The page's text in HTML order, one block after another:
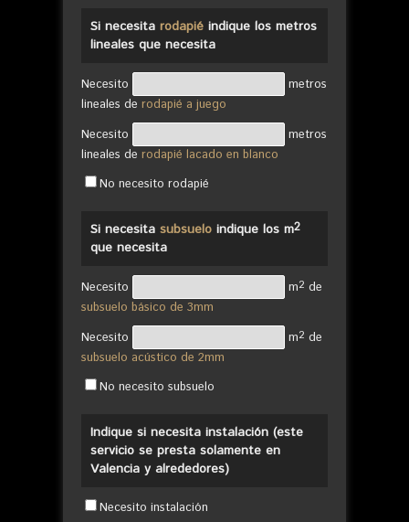
Si necesita rodapié indique los metros
lineales que necesita
Necesito
metros
lineales de rodapié a juego
Necesito
metros
lineales de rodapié lacado en blanco
No necesito rodapié
Si necesita subsuelo indique los m2
que necesita
Necesito m2 de
subsuelo básico de 3mm
Necesito
m2 de
subsuelo acústico de 2mm
No necesito subsuelo
Indique si necesita instalación (este
servicio se presta solamente en
Valencia y alrededores)
Necesito instalación